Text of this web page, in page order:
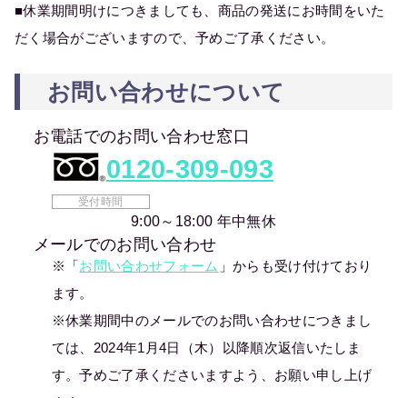
■休業期間明けにつきましても、商品の発送にお時間をいた
だく場合がございますので、予めご了承ください。
お問い合わせについて
お電話でのお問い合わせ窓口
0120-309-093
受付時間
9:00～18:00 年中無休
メールでのお問い合わせ
※「お問い合わせフォーム 」からも受け付けており
ます。
※休業期間中のメールでのお問い合わせにつきまし
ては、2024年1月4日（木）以降順次返信いたしま
す。予めご了承くださいますよう、お願い申し上げ